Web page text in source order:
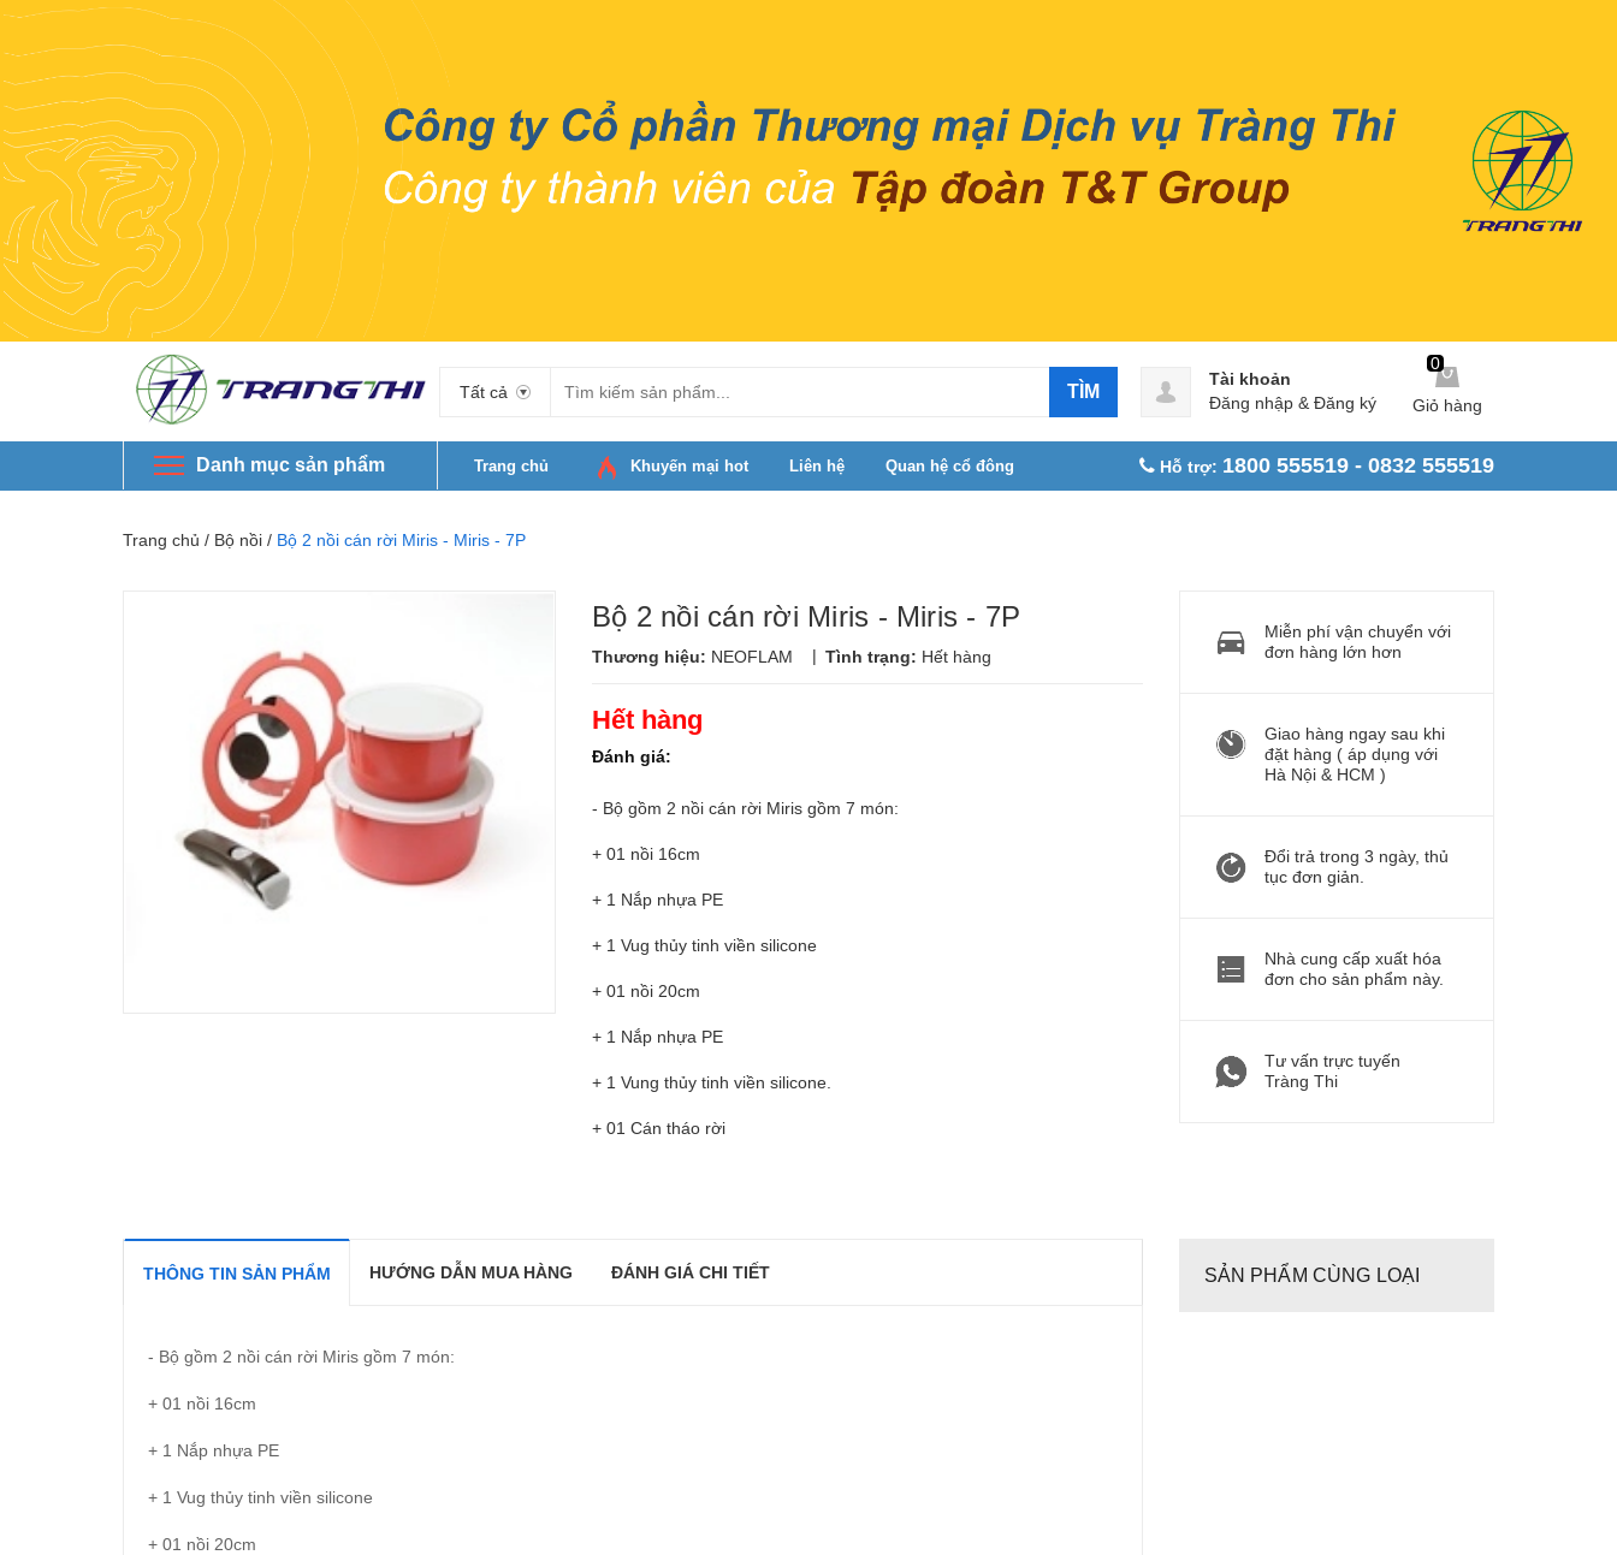
Tất cả TÌM
0
Giỏ hàng
Tài khoản
Đăng nhập & Đăng ký
Danh mục sản phẩm Trang chủ Khuyến mại hot Liên hệ Quan hệ cổ đông Hỗ trợ: 1800 555519 - 0832 555519
Trang chủ / Bộ nồi / Bộ 2 nồi cán rời Miris - Miris - 7P
Bộ 2 nồi cán rời Miris - Miris - 7P
Thương hiệu: NEOFLAM | Tình trạng: Hết hàng
Hết hàng
Đánh giá:
- Bộ gồm 2 nồi cán rời Miris gồm 7 món:
+ 01 nồi 16cm
+ 1 Nắp nhựa PE
+ 1 Vug thủy tinh viền silicone
+ 01 nồi 20cm
+ 1 Nắp nhựa PE
+ 1 Vung thủy tinh viền silicone.
+ 01 Cán tháo rời
Miễn phí vận chuyển với
đơn hàng lớn hơn
Giao hàng ngay sau khi
đặt hàng ( áp dụng với
Hà Nội & HCM )
Đổi trả trong 3 ngày, thủ
tục đơn giản.
Nhà cung cấp xuất hóa
đơn cho sản phẩm này.
Tư vấn trực tuyến
Tràng Thi
THÔNG TIN SẢN PHẨM HƯỚNG DẪN MUA HÀNG ĐÁNH GIÁ CHI TIẾT
- Bộ gồm 2 nồi cán rời Miris gồm 7 món:
+ 01 nồi 16cm
+ 1 Nắp nhựa PE
+ 1 Vug thủy tinh viền silicone
+ 01 nồi 20cm
SẢN PHẨM CÙNG LOẠI